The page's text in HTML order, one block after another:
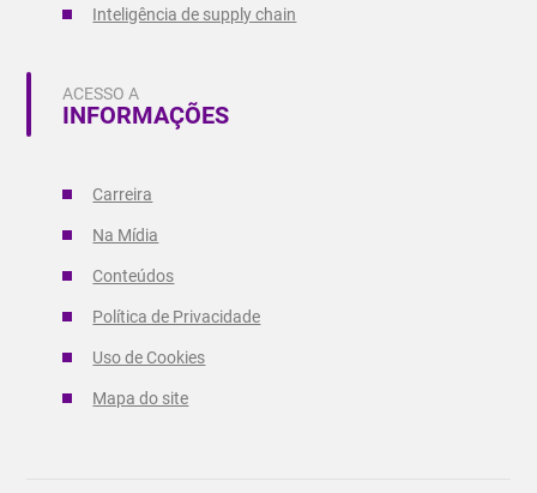
Inteligência de supply chain
ACESSO A
INFORMAÇÕES
Carreira
Na Mídia
Conteúdos
Política de Privacidade
Uso de Cookies
Mapa do site